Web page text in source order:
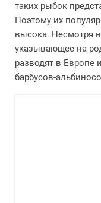
таких рыбок
Поэтому их
высока. Несмотря
указывающее на
разводят в Европе
барбусов-